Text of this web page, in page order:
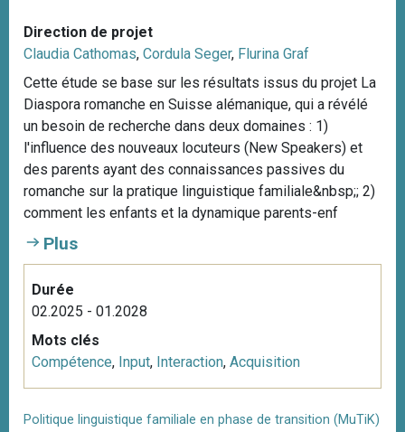
Direction de projet
Claudia Cathomas, Cordula Seger, Flurina Graf
Cette étude se base sur les résultats issus du projet La
Diaspora romanche en Suisse alémanique, qui a révélé
un besoin de recherche dans deux domaines : 1)
l'influence des nouveaux locuteurs (New Speakers) et
des parents ayant des connaissances passives du
romanche sur la pratique linguistique familiale&nbsp;; 2)
comment les enfants et la dynamique parents-enf
Plus
Durée
02.2025 - 01.2028
Mots clés
Compétence, Input, Interaction, Acquisition
Politique linguistique familiale en phase de transition (MuTiK)